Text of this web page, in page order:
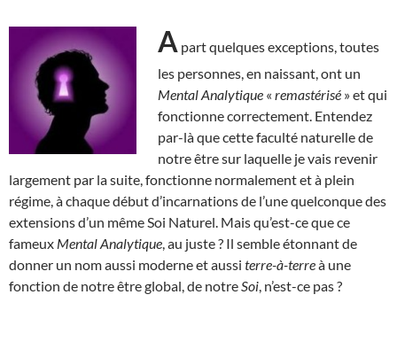
A part quelques exceptions, toutes
les personnes, en naissant, ont un
Mental Analytique « remastérisé » et qui
fonctionne correctement. Entendez
par-là que cette faculté naturelle de
notre être sur laquelle je vais revenir
largement par la suite, fonctionne normalement et à plein
régime, à chaque début d’incarnations de l’une quelconque des
extensions d’un même Soi Naturel. Mais qu’est-ce que ce
fameux Mental Analytique , au juste ? Il semble étonnant de
donner un nom aussi moderne et aussi terre-à-terreà une
fonction de notre être global, de notre Soi , n’est-ce pas ?